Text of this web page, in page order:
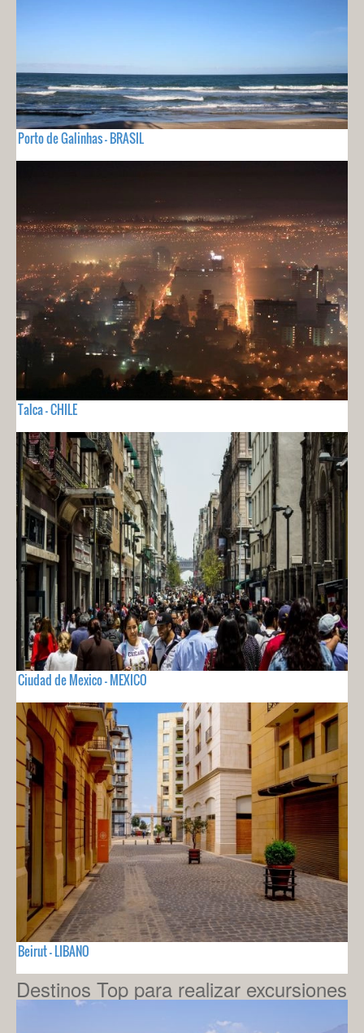
Porto de Galinhas - BRASIL
Talca - CHILE
Ciudad de Mexico - MEXICO
Beirut - LIBANO
Destinos Top para realizar excursiones